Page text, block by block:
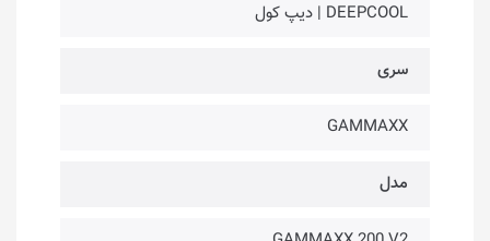
DEEPCOOL | دیپ کول
سری
GAMMAXX
مدل